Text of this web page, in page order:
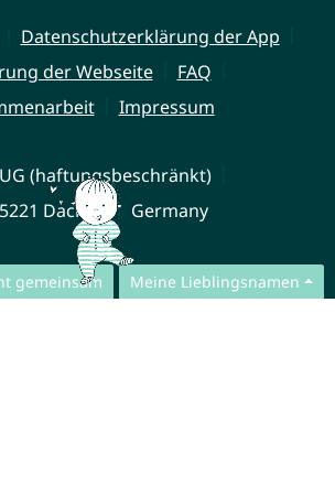
gemeinsam Meine Lieblingsnamen
Datenschutzerklärung der App
der Webseite
FAQ
Impressum
(haftungsbeschränkt)
Dachau Germany